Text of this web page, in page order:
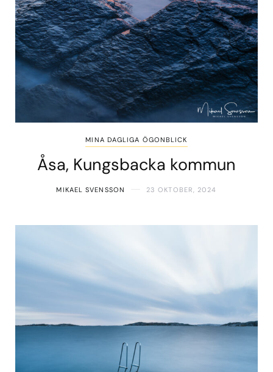
MINA DAGLIGA ÖGONBLICK
Åsa, Kungsbacka kommun
MIKAEL SVENSSON 23 OKTOBER, 2024